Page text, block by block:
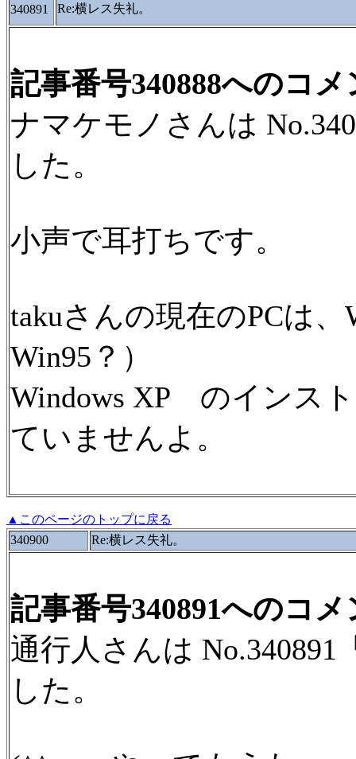
340891
Re:横レス失礼。
記事番号340888へのコメ
ナマケモノさんは
した。
小声で耳打ちです。
takuさんの現在のPCは
Win95？）
Windows XP のインス
ていませんよ。
▲このページのトップに戻る
340900
Re:横レス失礼。
記事番号340891へのコメ
通行人さんは
した。